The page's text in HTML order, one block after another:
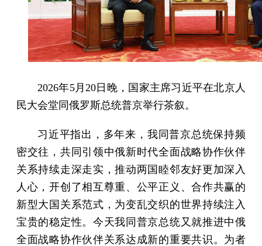
2026年5月20日晚，国家主席习近平在北京人
民大会堂同俄罗斯总统普京举行茶叙。
习近平指出，多年来，我同普京总统保持频
密交往，共同引领中俄新时代全面战略协作伙伴
关系持续走深走实，推动两国睦邻友好更加深入
人心，开创了相互尊重、公平正义、合作共赢的
新型大国关系范式，为变乱交织的世界持续注入
宝贵的稳定性。今天我同普京总统又就推进中俄
全面战略协作伙伴关系达成新的重要共识。为者